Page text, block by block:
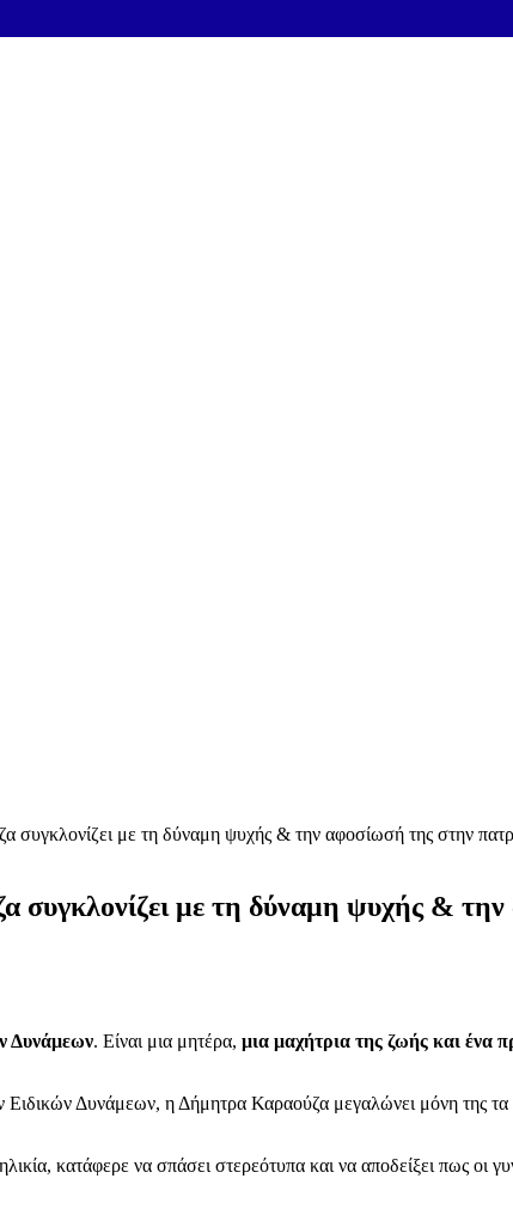
με τη δύναμη ψυχής & την αφοσίωσή της στην
με τη δύναμη ψυχής & την
Δυνάμεων. Είναι μια μητέρα, μια μαχήτρια της ζωής και ένα
Ειδικών Δυνάμεων, η Δήμητρα Καραούζα μεγαλώνει μόνη της τα
κατάφερε να σπάσει στερεότυπα και να αποδείξει πως οι